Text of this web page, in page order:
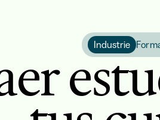
Industrie